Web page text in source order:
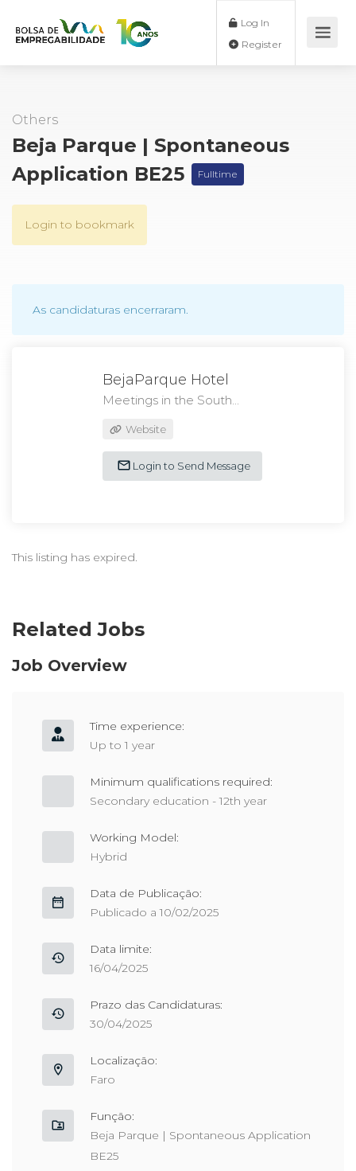
Log In
Others
Beja Parque | Spontaneous
Application BE25
Fulltime
Login to bookmark
As candidaturas encerraram.
BejaParque Hotel
Meetings in the South...
Website
Login to Send Message
This listing has expired.
Related Jobs
Job Overview
Time experience:
Up to 1 year
Minimum qualifications required:
Secondary education - 12th year
Working Model:
Hybrid
Data de Publicação:
Publicado a 10/02/2025
Data limite:
16/04/2025
Prazo das Candidaturas:
30/04/2025
Localização:
Faro
Função:
Beja Parque | Spontaneous Application
BE25